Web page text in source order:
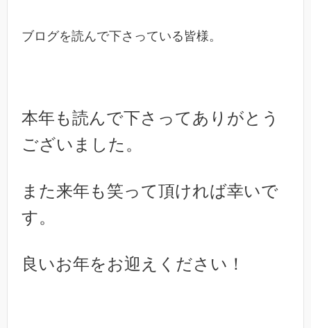
ブログを読んで下さっている皆様。
本年も読んで下さってありがとう
ございました。
また来年も笑って頂ければ幸いで
す。
良いお年をお迎えください！